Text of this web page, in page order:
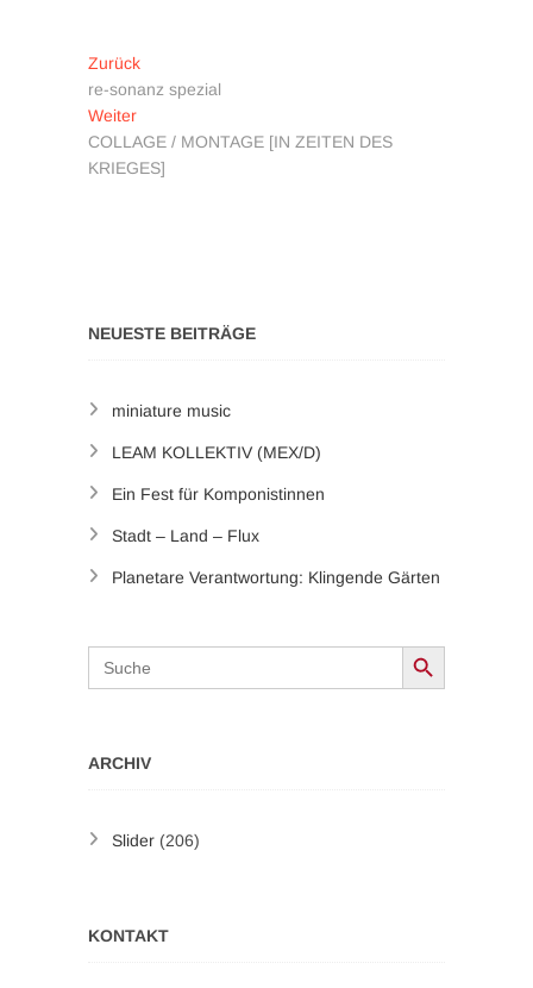
Beitragsnavigation
ZurückVorheriger
Beitrag:
re-sonanz spezial
WeiterNächster
Beitrag:
COLLAGE / MONTAGE [IN ZEITEN DES
KRIEGES]
NEUESTE BEITRÄGE
miniature music
LEAM KOLLEKTIV (MEX/D)
Ein Fest für Komponistinnen
Stadt – Land – Flux
Planetare Verantwortung: Klingende Gärten
Search
for:
Search Button
ARCHIV
Slider (206)
KONTAKT